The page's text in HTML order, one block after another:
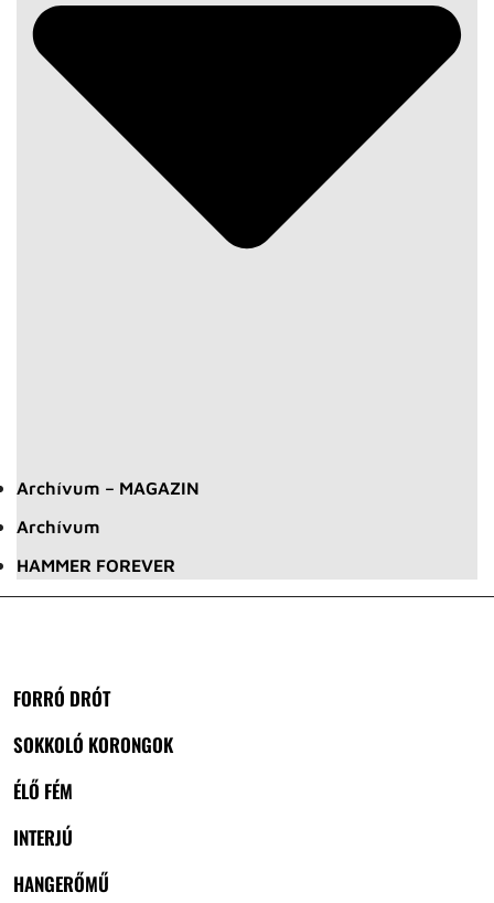
Archívum – MAGAZIN
Archívum
HAMMER FOREVER
FORRÓ DRÓT
SOKKOLÓ KORONGOK
ÉLŐ FÉM
INTERJÚ
HANGERŐMŰ